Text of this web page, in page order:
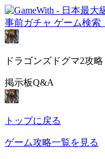
事前ガチャ ゲーム検索
ドラゴンズドグマ2攻略
掲示板Q&A
トップに戻る
ゲーム攻略一覧を見る